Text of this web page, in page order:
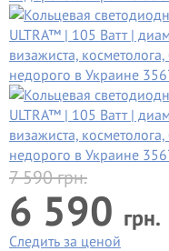
7 590грн.
6 590 грн.
Следить за ценой